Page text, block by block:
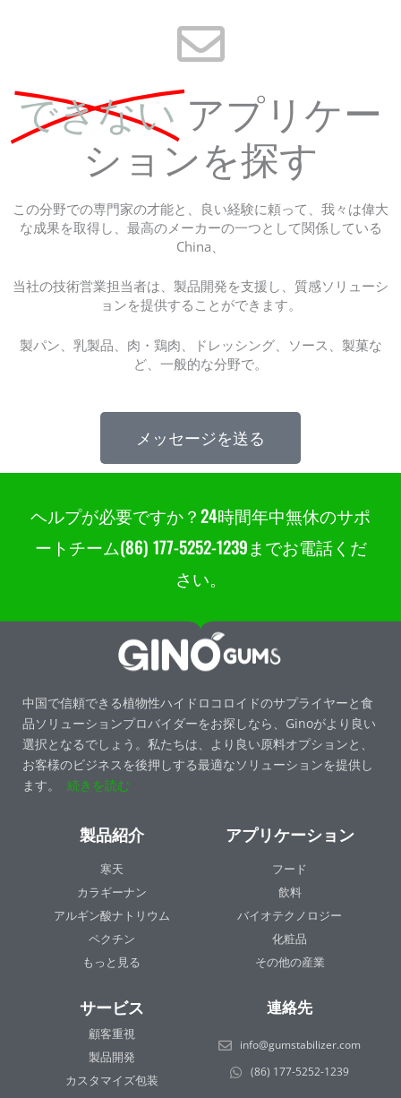
できない アプリケー
ションを探す
この分野での専門家の才能と、良い経験に頼って、我々は偉大
な成果を取得し、最高のメーカーの一つとして関係している
China、
当社の技術営業担当者は、製品開発を支援し、質感ソリューシ
ョンを提供することができます。
製パン、乳製品、肉・鶏肉、ドレッシング、ソース、製菓な
ど、一般的な分野で。
メッセージを送る
ヘルプが必要ですか？24時間年中無休のサポ
ートチーム(86) 177-5252-1239までお電話くだ
さい。
中国で信頼できる植物性ハイドロコロイドのサプライヤーと食
品ソリューションプロバイダーをお探しなら、Ginoがより良い
選択となるでしょう。私たちは、より良い原料オプションと、
お客様のビジネスを後押しする最適なソリューションを提供し
ます。 続きを読む
製品紹介
寒天
カラギーナン
アルギン酸ナトリウム
ペクチン
もっと見る
アプリケーション
フード
飲料
バイオテクノロジー
化粧品
その他の産業
サービス
顧客重視
製品開発
カスタマイズ包装
連絡先
info@gumstabilizer.com
(86) 177-5252-1239